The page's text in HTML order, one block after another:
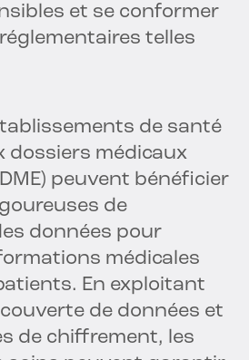
et se conformer
telles
de santé
dossiers médicaux
peuvent bénéficier
de
données pour
médicales
En exploitant
de données et
de chiffrement, les